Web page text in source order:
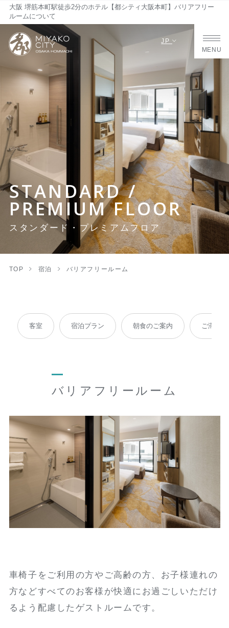
大阪 堺筋本町駅徒歩2分のホテル【都シティ大阪本町】バリアフリー
ルームについて
JP
MENU
STANDARD /
PREMIUM FLOOR
スタンダード・プレミアムフロア
TOP 宿泊 バリアフリールーム
客室 宿泊プラン 朝食のご案内 ご滞在
バリアフリールーム
車椅子をご利用の方やご高齢の方、お子様連れの
方などすべてのお客様が快適にお過ごしいただけ
るよう配慮したゲストルームです。